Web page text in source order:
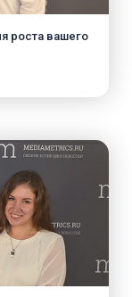
роста вашего